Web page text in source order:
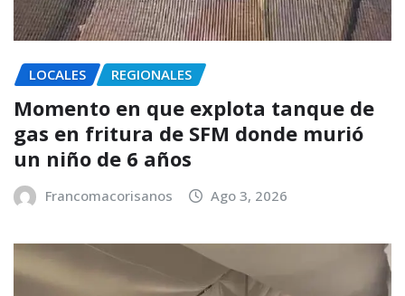
LOCALES REGIONALES
Momento en que explota tanque de
gas en fritura de SFM donde murió
un niño de 6 años
Francomacorisanos Ago 3, 2026